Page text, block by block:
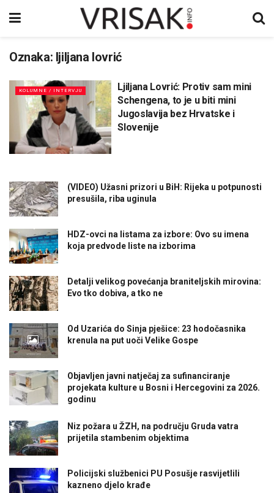
Oznaka: ljiljana lovrić
KOLUMNE / INTERVJU
Ljiljana Lovrić: Protiv sam mini
Schengena, to je u biti mini
Jugoslavija bez Hrvatske i
Slovenije
(VIDEO) Užasni prizori u BiH: Rijeka u potpunosti
presušila, riba uginula
HDZ-ovci na listama za izbore: Ovo su imena
koja predvode liste na izborima
Detalji velikog povećanja braniteljskih mirovina:
Evo tko dobiva, a tko ne
Od Uzarića do Sinja pješice: 23 hodočasnika
krenula na put uoči Velike Gospe
Objavljen javni natječaj za sufinanciranje
projekata kulture u Bosni i Hercegovini za 2026.
godinu
Niz požara u ŽZH, na području Gruda vatra
prijetila stambenim objektima
Policijski službenici PU Posušje rasvijetlili
kazneno djelo krađe